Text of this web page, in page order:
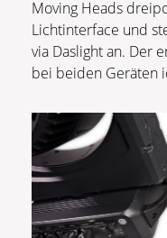
Moving Heads
Lichtinterface und
via Daslight an. Der
bei beiden Geräten